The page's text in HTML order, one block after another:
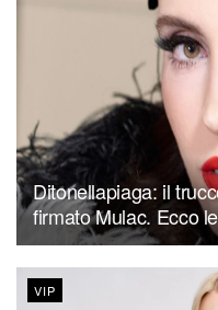
Ditonellapiaga: il
firmato Mulac. Ecco
VIP